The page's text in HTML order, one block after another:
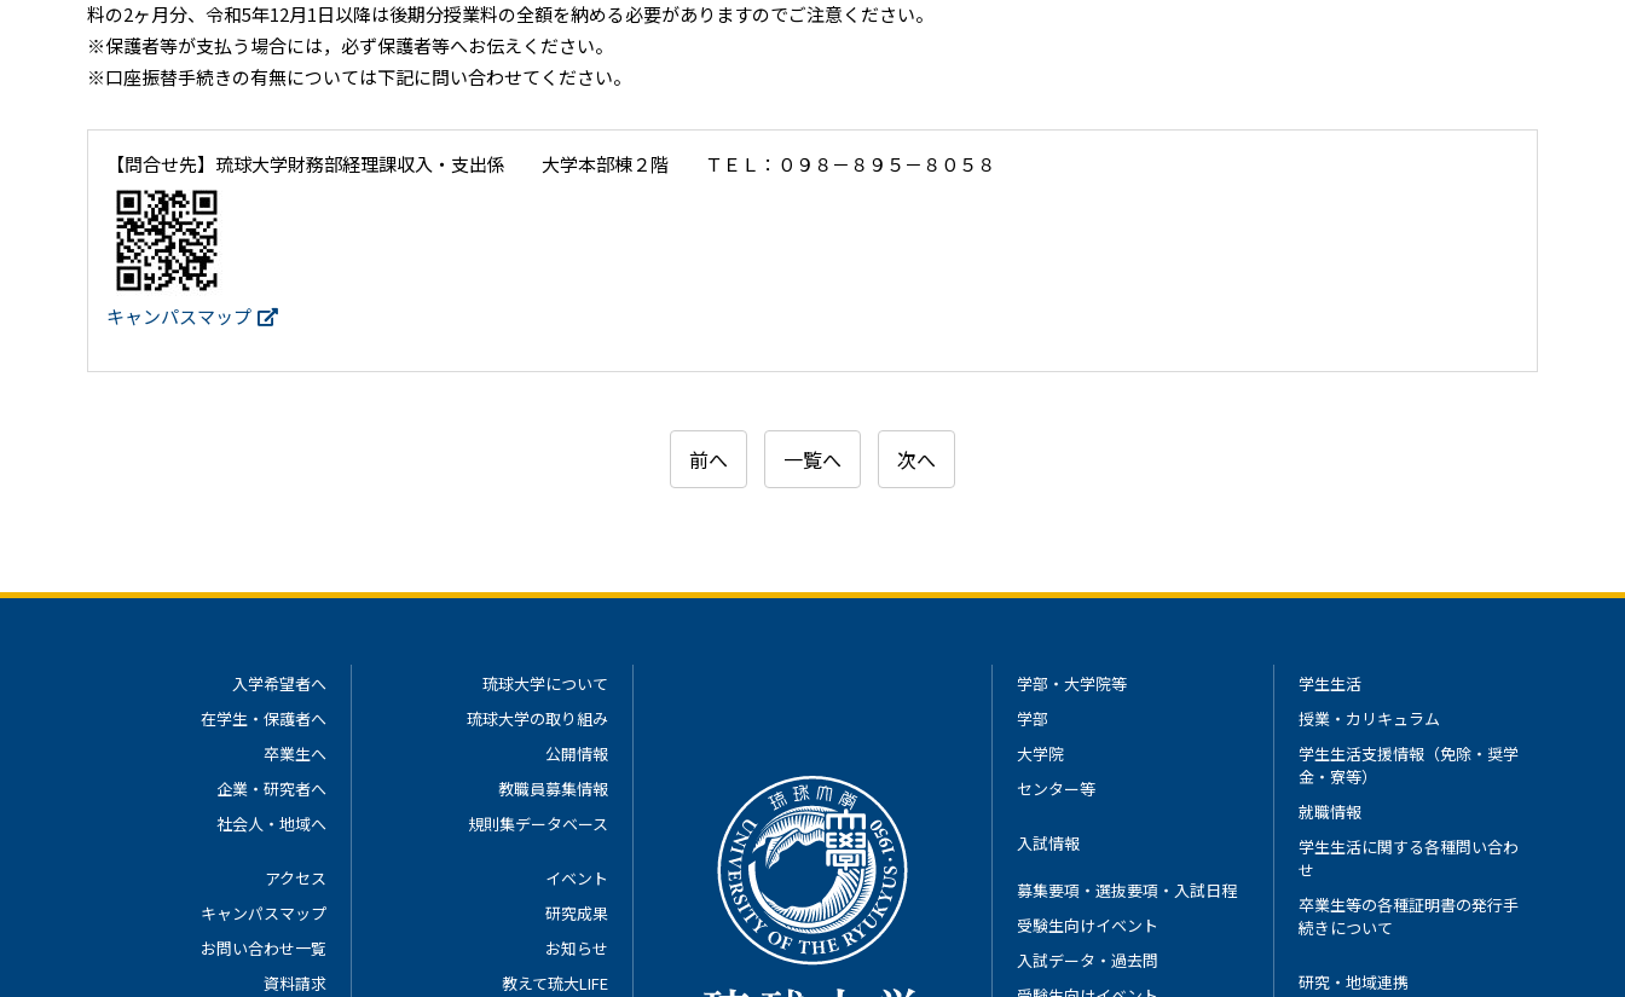
料の2ヶ月分、令和5年12月1日以降は後期分授業料の全額を納める必要がありますのでご注意ください。
※保護者等が支払う場合には，必ず保護者等へお伝えください。
※口座振替手続きの有無については下記に問い合わせてください。
【問合せ先】琉球大学財務部経理課収入・支出係 大学本部棟２階 ＴＥＬ：０９８－８９５－８０５８
キャンパスマップ
前へ 一覧へ 次へ
入学希望者へ
在学生・保護者へ
卒業生へ
企業・研究者へ
社会人・地域へ
アクセス
キャンパスマップ
お問い合わせ一覧
資料請求
琉球大学について
琉球大学の取り組み
公開情報
教職員募集情報
規則集データベース
イベント
研究成果
お知らせ
教えて琉大LIFE
学部・大学院等
学部
大学院
センター等
入試情報
募集要項・選抜要項・入試日程
受験生向けイベント
入試データ・過去問
学生生活
授業・カリキュラム
学生生活支援情報（免除・奨学
金・寮等）
就職情報
学生生活に関する各種問い合わ
せ
卒業生等の各種証明書の発行手
続きについて
研究・地域連携